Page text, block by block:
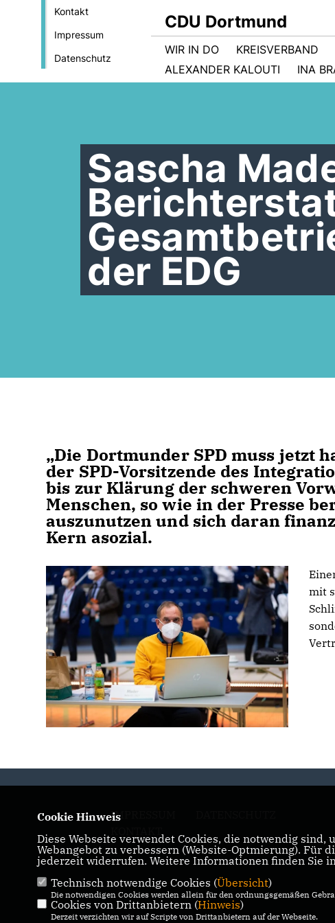
Kontakt
Impressum
Datenschutz
CDU Dortmund
WIR IN DO KREISVERBAND
ALEXANDER KALOUTI
INA
Sascha
der EDG
Die Dortmunder SPD muss jetzt
der SPD-Vorsitzende des
bis zur Klärung der schweren
Menschen, so wie in der Presse
auszunutzen und sich daran
Kern asozial.
mit
IMPRESSUM
KONTAKT
Cookie Hinweis
Diese Webseite verwendet Cookies, die notwendig
Webangebot zu verbessern (Website-Optmierung).
jederzeit widerrufen. Weitere Informationen finden Sie
Technisch notwendige Cookies (Übersicht)
Die notwendigen Cookies werden allein für den ordnungsgemäßen
Cookies von Drittanbietern (Hinweis)
Derzeit verzichten wir auf Scripte von Drittanbietern auf der Webseite.